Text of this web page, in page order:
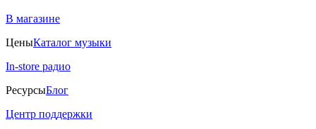
В магазине
ЦеныКаталог музыки
In-store радио
РесурсыБлог
Центр поддержки